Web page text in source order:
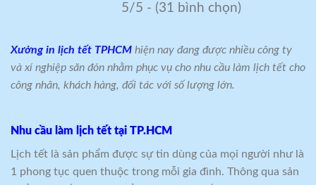
5/5 - (31 bình chọn)
Xưởng in lịch tết TPHCM hiện nay đang được nhiều công ty
và xí nghiệp săn đón nhằm phục vụ cho nhu cầu làm lịch tết cho
công nhân, khách hàng, đối tác với số lượng lớn.
Nhu cầu làm lịch tết tại TP.HCM
Lịch tết là sản phẩm được sự tin dùng của mọi người như là
1 phong tục quen thuộc trong mỗi gia đình. Thông qua sản